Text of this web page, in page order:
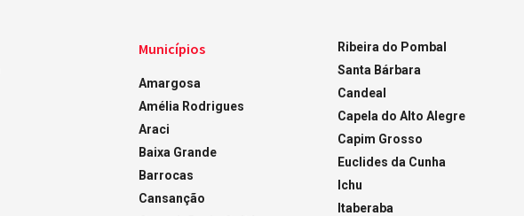
Municípios
Amargosa
Amélia Rodrigues
Araci
Baixa Grande
Barrocas
Cansanção
Ribeira do Pombal
Santa Bárbara
Candeal
Capela do Alto Alegre
Capim Grosso
Euclides da Cunha
Ichu
Itaberaba